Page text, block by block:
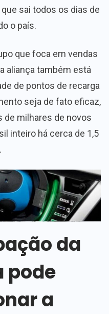
sai todos os dias de
o país.
que foca em vendas
aliança também está
de pontos de recarga
seja de fato eficaz,
de milhares de novos
inteiro há cerca de 1,5
da
pode
a